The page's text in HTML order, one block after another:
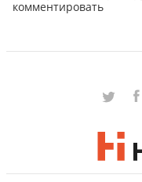
комментировать